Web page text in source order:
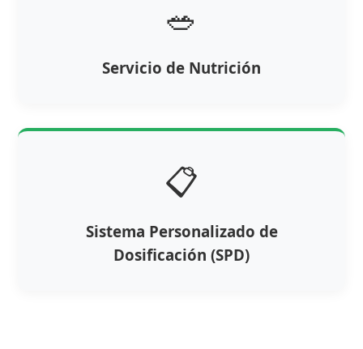
🥗
Servicio de Nutrición
📋
Sistema Personalizado de
Dosificación (SPD)